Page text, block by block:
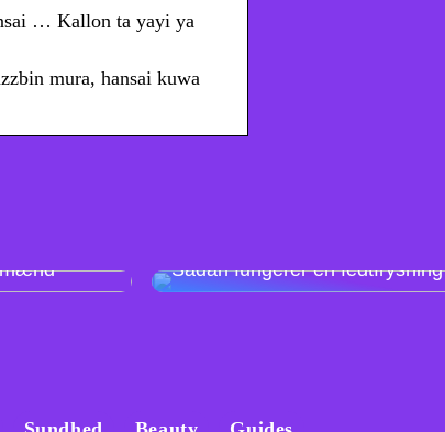
… Kallon ta yayi ya
mura, hansai kuwa
Sådan fungerer en fedtfrysning